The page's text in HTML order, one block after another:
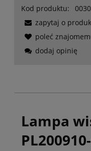
Kod produktu:
zapytaj o
poleć
dodaj opinię
Lampa